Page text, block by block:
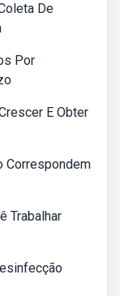
De
Por
E Obter
Correspondem
Trabalhar